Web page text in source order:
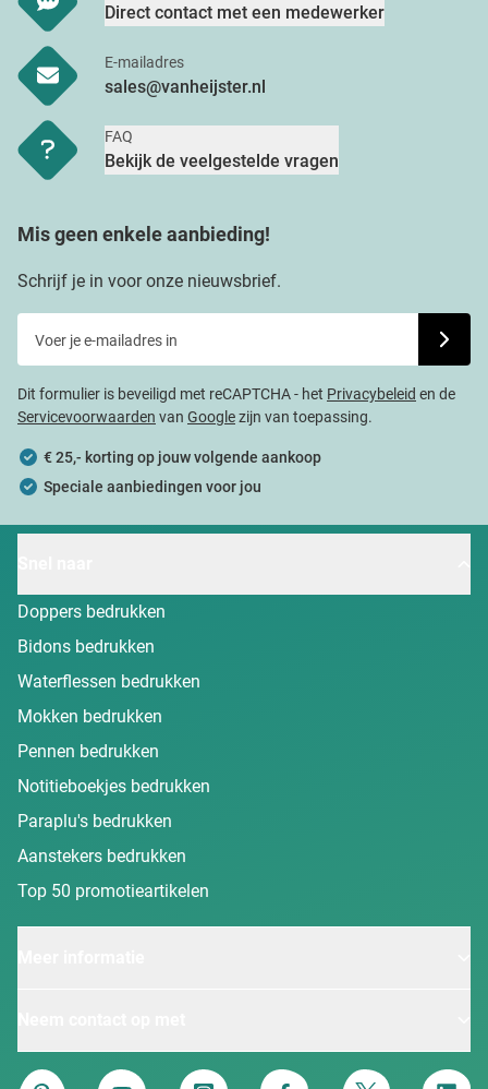
Direct contact met een medewerker
E-mailadres
sales@vanheijster.nl
FAQ
Bekijk de veelgestelde vragen
Mis geen enkele aanbieding!
Schrijf je in voor onze nieuwsbrief.
Dit formulier is beveiligd met reCAPTCHA - het Privacybeleid en de
Servicevoorwaarden van Googlezijn van toepassing.
€ 25,- korting op jouw volgende aankoop
Speciale aanbiedingen voor jou
Doppers bedrukken
Bidons bedrukken
Waterflessen bedrukken
Mokken bedrukken
Pennen bedrukken
Notitieboekjes bedrukken
Paraplu's bedrukken
Aanstekers bedrukken
Top 50 promotieartikelen
Van Heijster